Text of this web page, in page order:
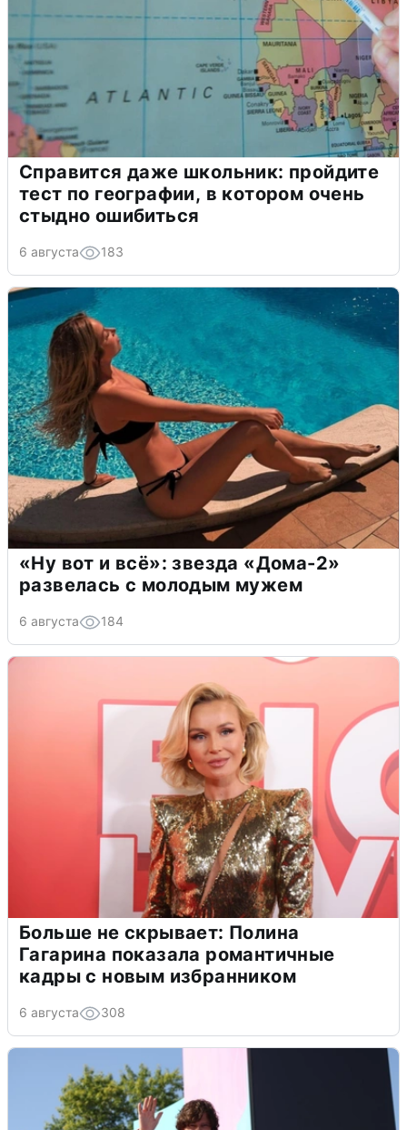
Справится даже школьник: пройдите
тест по географии, в котором очень
стыдно ошибиться
6 августа 183
«Ну вот и всё»: звезда «Дома-2»
развелась с молодым мужем
6 августа 184
Больше не скрывает: Полина
Гагарина показала романтичные
кадры с новым избранником
6 августа 308